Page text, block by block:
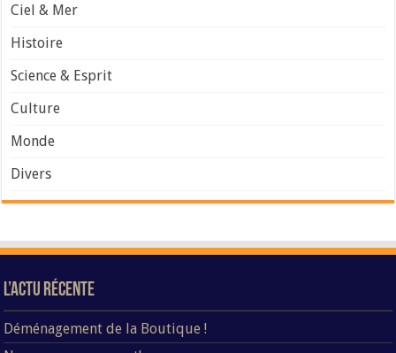
Ciel & Mer
Histoire
Science & Esprit
Culture
Monde
Divers
L’Actu Récente
Déménagement de la Boutique !